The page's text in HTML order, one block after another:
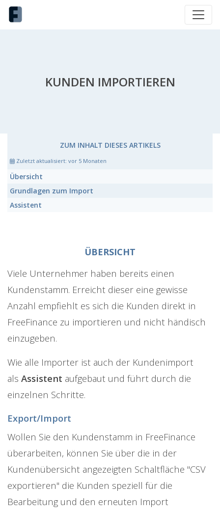
KUNDEN IMPORTIEREN
ZUM INHALT DIESES ARTIKELS
Zuletzt aktualisiert: vor 5 Monaten
Übersicht
Grundlagen zum Import
Assistent
ÜBERSICHT
Viele Unternehmer haben bereits einen
Kundenstamm. Erreicht dieser eine gewisse
Anzahl empfiehlt es sich die Kunden direkt in
FreeFinance zu importieren und nicht händisch
einzugeben.
Wie alle Importer ist auch der Kundenimport
als Assistent aufgebaut und führt durch die
einzelnen Schritte.
Export/Import
Wollen Sie den Kundenstamm in FreeFinance
überarbeiten, können Sie über die in der
Kundenübersicht angezeigten Schaltfläche "CSV
exportieren" die Kunden speziell für die
Bearbeitung und den erneuten Import